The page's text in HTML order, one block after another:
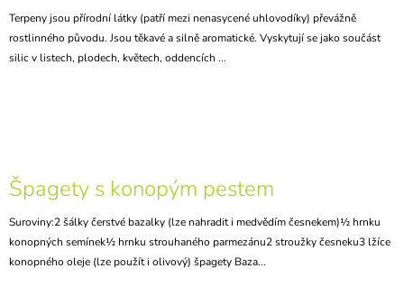
Terpeny jsou přírodní látky (patří mezi nenasycené uhlovodíky) převážně
rostlinného původu. Jsou těkavé a silně aromatické. Vyskytují se jako součást
silic v listech, plodech, květech, oddencích ...
Špagety s konopým pestem
Suroviny:2 šálky čerstvé bazalky (lze nahradit i medvědím česnekem)½ hrnku
konopných semínek½ hrnku strouhaného parmezánu2 stroužky česneku3 lžíce
konopného oleje (lze použít i olivový) špagety Baza...